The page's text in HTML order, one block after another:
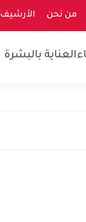
من نحن الأرشيف
العناية بالبشرة